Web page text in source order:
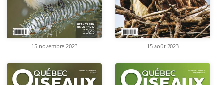
15 novembre 2023 15 août 2023